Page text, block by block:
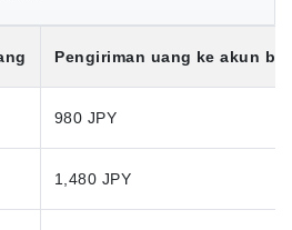
Pengiriman uang ke akun
980 JPY
1,480 JPY